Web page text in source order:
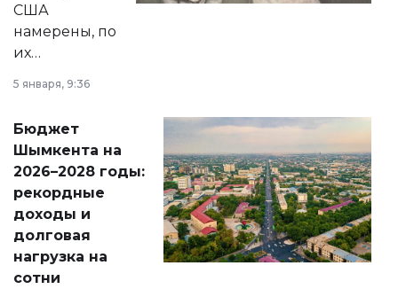
США
намерены, по
их
принести
народу
Венесуэлы.
5 января, 9:36
Бюджет
Шымкента на
2026–2028 годы:
рекордные
доходы и
долговая
нагрузка на
сотни